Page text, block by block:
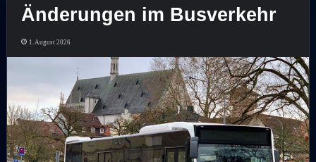
Änderungen im Busverkehr
1. August 2026